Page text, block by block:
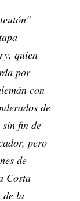
quien
por
con
de
fin de
pero
de
Costa
de la